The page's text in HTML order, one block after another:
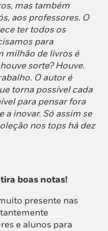
mas também
aos professores. O
ter todos os
para
milhão de livros é
sorte? Houve.
O autor é
torna possível cada
para pensar fora
a inovar. Só assim se
nos tops há dez
boas notas!
presente nas
e alunos para